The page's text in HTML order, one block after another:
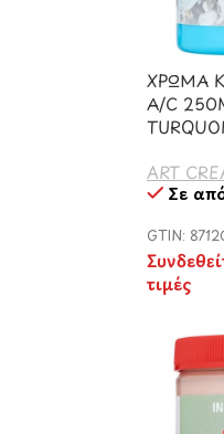
ΧΡΩΜΑ
A/C
ART
Σε
GTIN:
τιμές